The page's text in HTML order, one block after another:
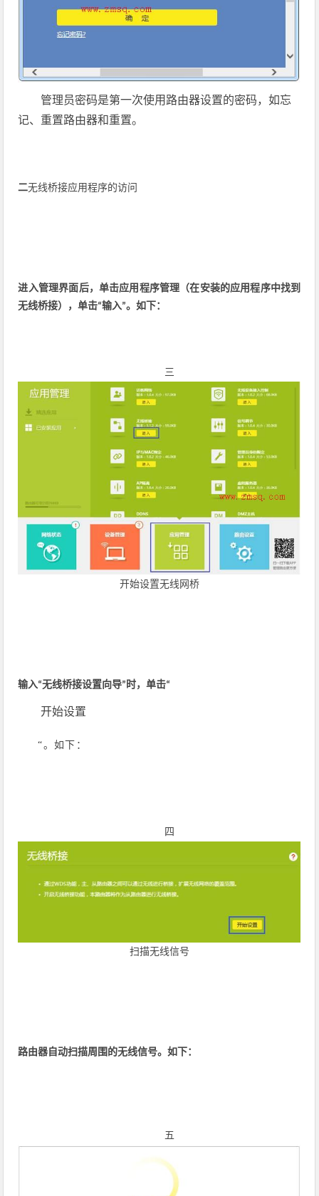
管理员密码是第一次使用路由器设置的密码，如忘
记、重置路由器和重置。
二无线桥接应用程序的访问
进入管理界面后，单击应用程序管理（在安装的应用程序中找到
无线桥接），单击“输入”。如下：
三
开始设置无线网桥
输入“无线桥接设置向导”时，单击“
开始设置
“。如下：
四
扫描无线信号
路由器自动扫描周围的无线信号。如下：
五